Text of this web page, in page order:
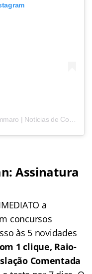
Um post compartilhado por Victor Gammaro | Notícias de Concursos (@victorconcursos)
Assinatura
a
concursos
às 5 novidades
1 clique, Raio-
Comentada